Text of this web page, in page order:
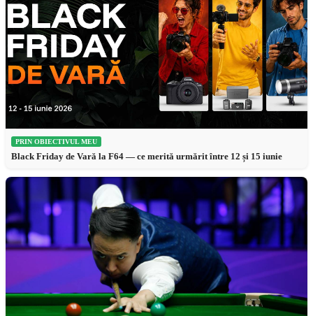
PRIN OBIECTIVUL MEU
Black Friday de Vară la F64 — ce merită urmărit între 12 și 15 iunie